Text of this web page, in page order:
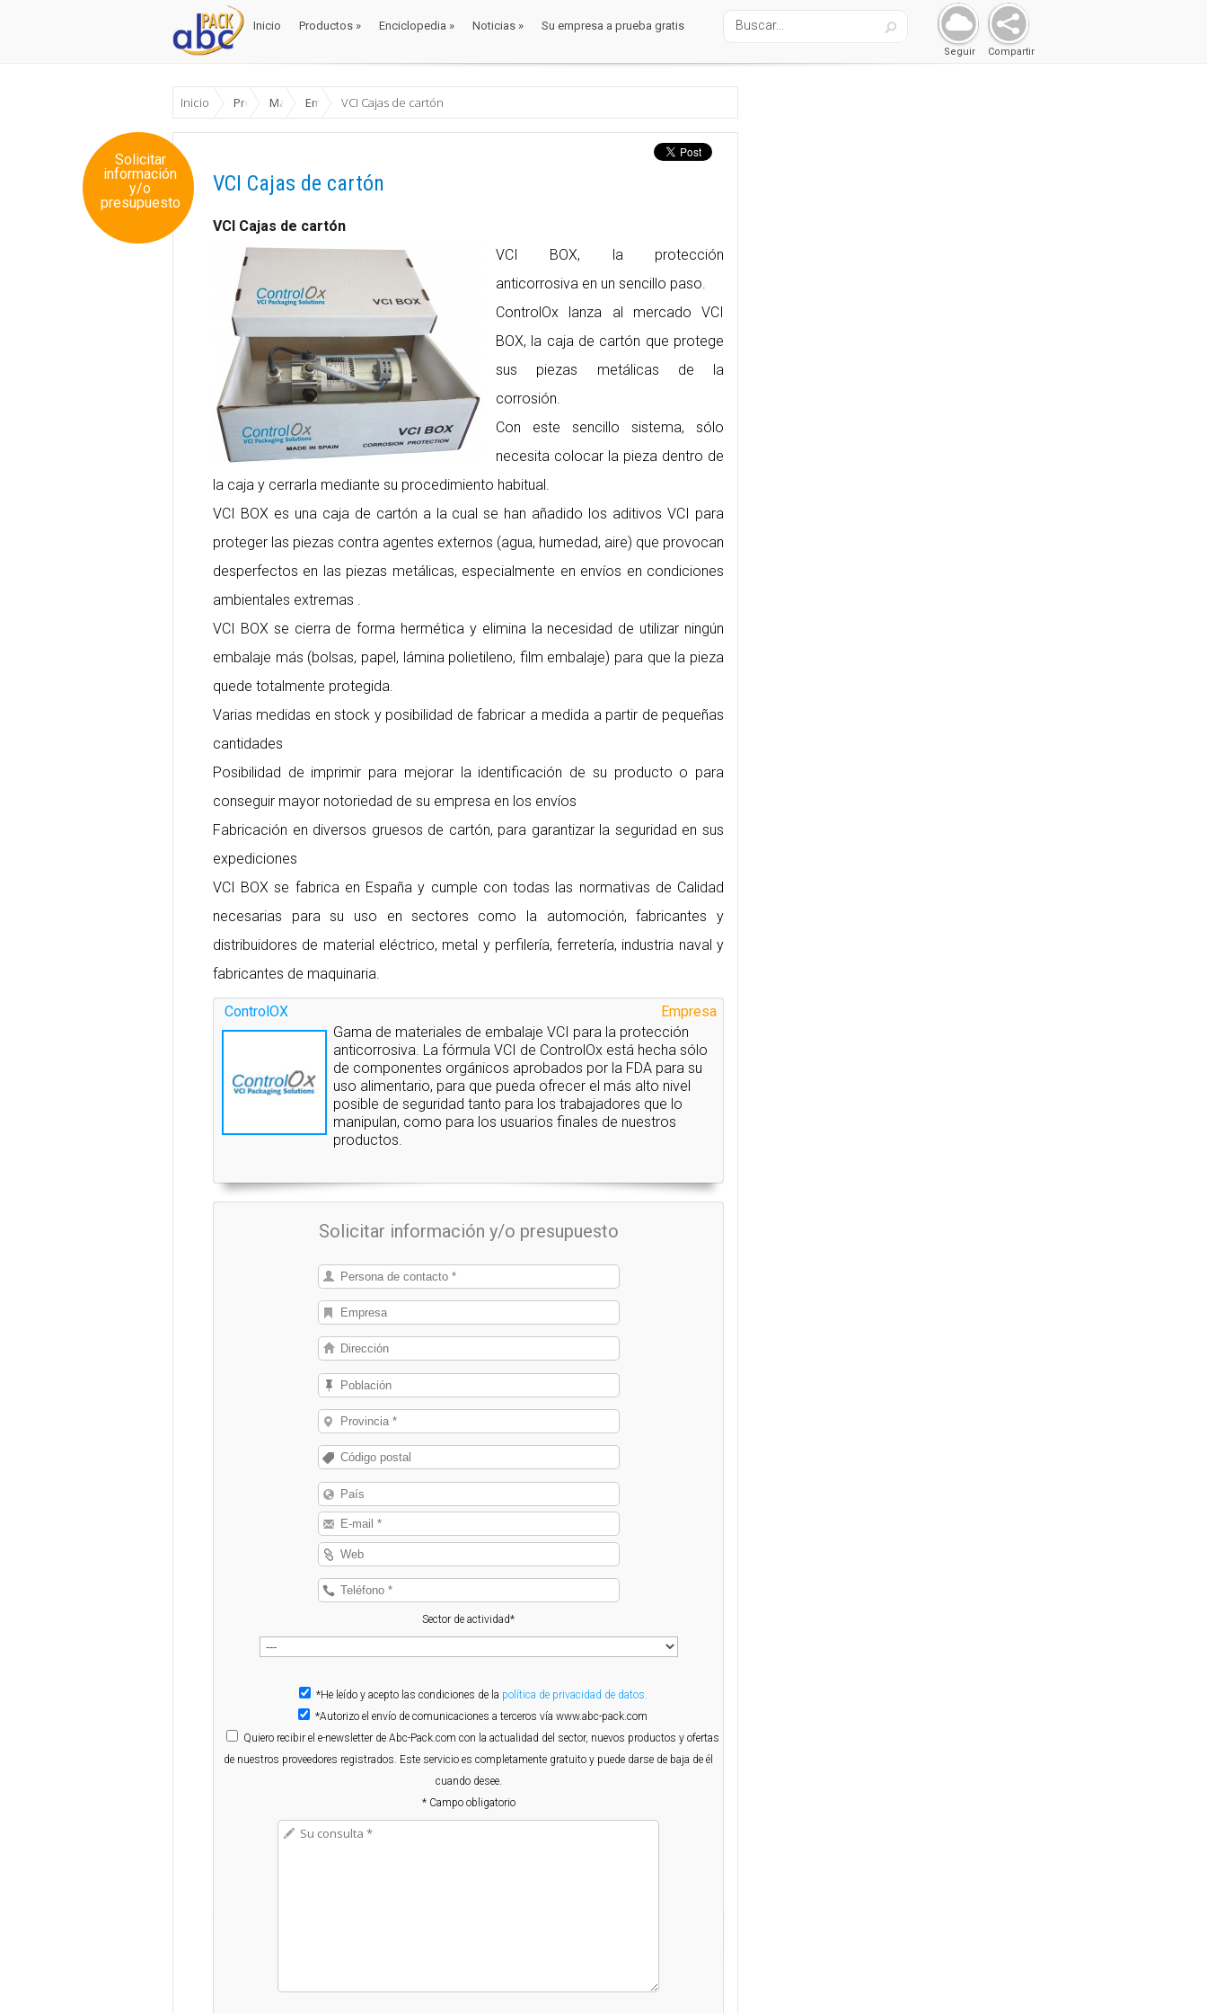
Inicio Productos » Enciclopedia » Noticias » Su empresa a prueba gratis
Compartir
Seguir
Inicio ProductosMateriales Envase y Embalaje
Embalajes anticorrosivos
VCI Cajas de cartón
Solicitar
información
y/o
presupuesto
VCI Cajas de cartón
VCI Cajas de cartón
VCI BOX, la protección
anticorrosiva en un sencillo paso.
ControlOx lanza al mercado VCI
BOX, la caja de cartón que protege
sus piezas metálicas de la
corrosión.
Con este sencillo sistema, sólo
necesita colocar la pieza dentro de
la caja y cerrarla mediante su procedimiento habitual.
VCI BOX es una caja de cartón a la cual se han añadido los aditivos VCI para
proteger las piezas contra agentes externos (agua, humedad, aire) que provocan
desperfectos en las piezas metálicas, especialmente en envíos en condiciones
ambientales extremas .
VCI BOX se cierra de forma hermética y elimina la necesidad de utilizar ningún
embalaje más (bolsas, papel, lámina polietileno, film embalaje) para que la pieza
quede totalmente protegida.
Varias medidas en stock y posibilidad de fabricar a medida a partir de pequeñas
cantidades
Posibilidad de imprimir para mejorar la identificación de su producto o para
conseguir mayor notoriedad de su empresa en los envíos
Fabricación en diversos gruesos de cartón, para garantizar la seguridad en sus
expediciones
VCI BOX se fabrica en España y cumple con todas las normativas de Calidad
necesarias para su uso en sectores como la automoción, fabricantes y
distribuidores de material eléctrico, metal y perfilería, ferretería, industria naval y
fabricantes de maquinaria.
Empresa
ControlOX
Gama de materiales de embalaje VCI para la protección
anticorrosiva. La fórmula VCI de ControlOx está hecha sólo
de componentes orgánicos aprobados por la FDA para su
uso alimentario, para que pueda ofrecer el más alto nivel
posible de seguridad tanto para los trabajadores que lo
manipulan, como para los usuarios finales de nuestros
productos.
Solicitar información y/o presupuesto
Sector de actividad*
*He leído y acepto las condiciones de la política de privacidad de datos.
*Autorizo el envío de comunicaciones a terceros vía www.abc-pack.com
Quiero recibir el e-newsletter de Abc-Pack.com con la actualidad del sector, nuevos productos y ofertas
de nuestros proveedores registrados. Este servicio es completamente gratuito y puede darse de baja de él
cuando desee.
* Campo obligatorio